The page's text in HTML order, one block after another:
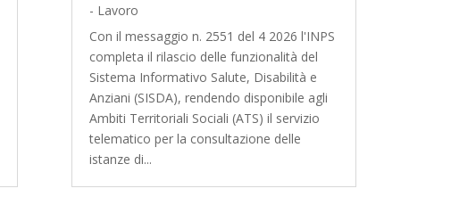
- Lavoro
Con il messaggio n. 2551 del 4 2026 l'INPS
completa il rilascio delle funzionalità del
Sistema Informativo Salute, Disabilità e
Anziani (SISDA), rendendo disponibile agli
Ambiti Territoriali Sociali (ATS) il servizio
telematico per la consultazione delle
istanze di...